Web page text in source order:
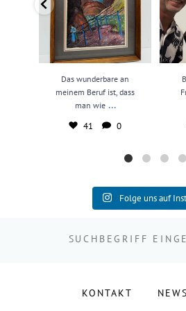
Das wunderbare an
meinem Beruf ist, dass
man wie ...
41 0
Folge uns auf
KONTAKT